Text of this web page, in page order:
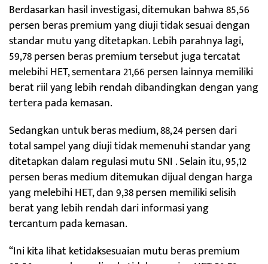
Berdasarkan hasil investigasi, ditemukan bahwa 85,56
persen beras premium yang diuji tidak sesuai dengan
standar mutu yang ditetapkan. Lebih parahnya lagi,
59,78 persen beras premium tersebut juga tercatat
melebihi HET, sementara 21,66 persen lainnya memiliki
berat riil yang lebih rendah dibandingkan dengan yang
tertera pada kemasan.
Sedangkan untuk beras medium, 88,24 persen dari
total sampel yang diuji tidak memenuhi standar yang
ditetapkan dalam regulasi mutu SNI . Selain itu, 95,12
persen beras medium ditemukan dijual dengan harga
yang melebihi HET, dan 9,38 persen memiliki selisih
berat yang lebih rendah dari informasi yang
tercantum pada kemasan.
“Ini kita lihat ketidaksesuaian mutu beras premium